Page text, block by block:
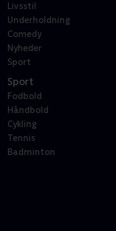
Livsstil
Underholdning
Comedy
Nyheder
Sport
Sport
Fodbold
Håndbold
Cykling
Tennis
Badminton